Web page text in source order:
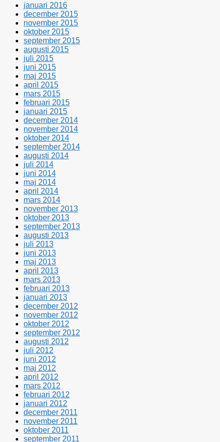
januari 2016
december 2015
november 2015
oktober 2015
september 2015
augusti 2015
juli 2015
juni 2015
maj 2015
april 2015
mars 2015
februari 2015
januari 2015
december 2014
november 2014
oktober 2014
september 2014
augusti 2014
juli 2014
juni 2014
maj 2014
april 2014
mars 2014
november 2013
oktober 2013
september 2013
augusti 2013
juli 2013
juni 2013
maj 2013
april 2013
mars 2013
februari 2013
januari 2013
december 2012
november 2012
oktober 2012
september 2012
augusti 2012
juli 2012
juni 2012
maj 2012
april 2012
mars 2012
februari 2012
januari 2012
december 2011
november 2011
oktober 2011
september 2011